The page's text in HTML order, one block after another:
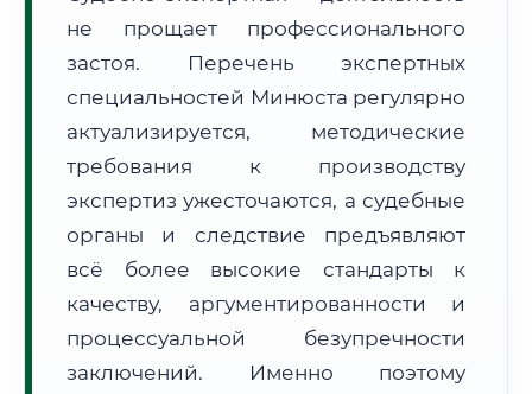
Тел. код:
+996 (312)
Почтовые индексы:
720000–720085
Часовой пояс:
UTC+6
Формат учебы:
Дистанционно
🗺️ Зона обслуживания: г. Бишкек
не прощает профессионального
застоя. Перечень экспертных
специальностей Минюста регулярно
актуализируется, методические
требования к производству
экспертиз ужесточаются, а судебные
органы и следствие предъявляют
всё более высокие стандарты к
качеству, аргументированности и
процессуальной безупречности
заключений. Именно поэтому